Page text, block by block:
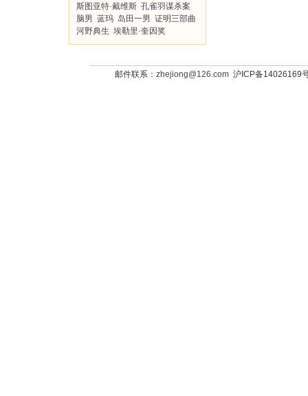
斯图亚特·戴维斯 孔雀羽谋杀案
脑男 蓝玛 岛田一男 证明三部曲
河野典生 埃勒里·奎因奖
邮件联系： zhejiong@126.com沪ICP备14026169